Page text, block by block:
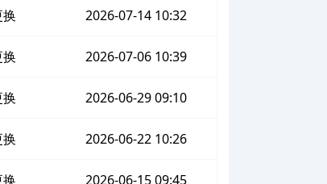
2026-07-14 10:32
2026-07-06 10:39
2026-06-29 09:10
2026-06-22 10:26
2026-06-15 09:45